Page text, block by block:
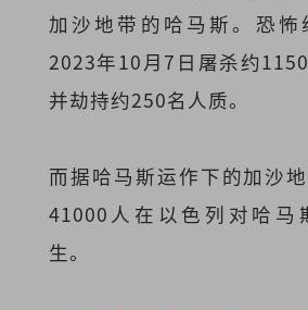
加沙地带的哈马斯。恐怖
2023年10月7日屠杀约1150
并劫持约250名人质。
而据哈马斯运作下的加沙
41000人在以色列对哈马
生。